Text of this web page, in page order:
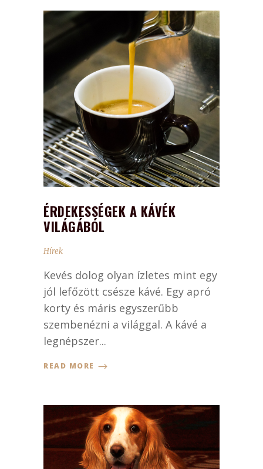
ÉRDEKESSÉGEK A KÁVÉK
VILÁGÁBÓL
Hírek
Kevés dolog olyan ízletes mint egy
jól lefőzött csésze kávé. Egy apró
korty és máris egyszerűbb
szembenézni a világgal. A kávé a
legnépszer...
READ MORE